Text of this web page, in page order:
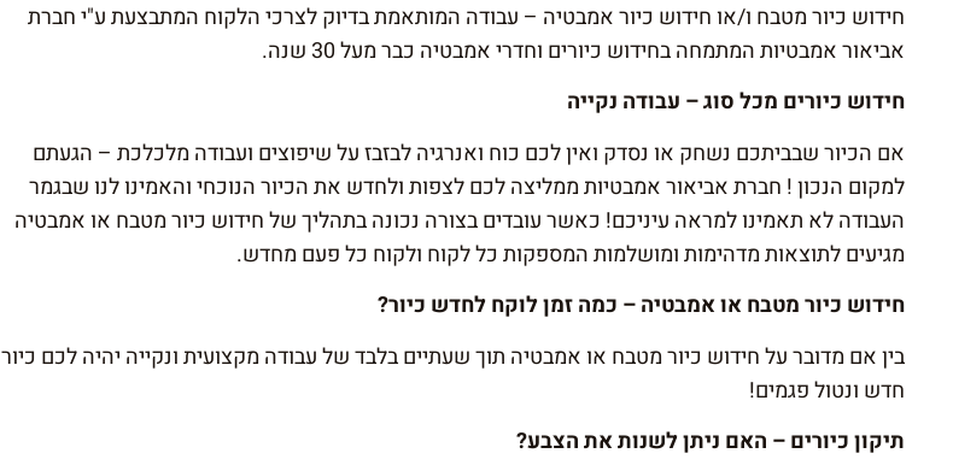
חידוש כיור מטבח ו/או חידוש כיור אמבטיה – עבודה המותאמת בדיוק לצרכי הלקוח המתבצעת ע"י חברת
אביאור אמבטיות המתמחה בחידוש כיורים וחדרי אמבטיה כבר מעל 30 שנה.
חידוש כיורים מכל סוג – עבודה נקייה
אם הכיור שבביתכם נשחק או נסדק ואין לכם כוח ואנרגיה לבזבז על שיפוצים ועבודה מלכלכת – הגעתם
למקום הנכון ! חברת אביאור אמבטיות ממליצה לכם לצפות ולחדש את הכיור הנוכחי והאמינו לנו שבגמר
העבודה לא תאמינו למראה עיניכם! כאשר עובדים בצורה נכונה בתהליך של חידוש כיור מטבח או אמבטיה
מגיעים לתוצאות מדהימות ומושלמות המספקות כל לקוח ולקוח כל פעם מחדש.
חידוש כיור מטבח או אמבטיה – כמה זמן לוקח לחדש כיור?
בין אם מדובר על חידוש כיור מטבח או אמבטיה תוך שעתיים בלבד של עבודה מקצועית ונקייה יהיה לכם כיור
חדש ונטול פגמים!
תיקון כיורים – האם ניתן לשנות את הצבע?